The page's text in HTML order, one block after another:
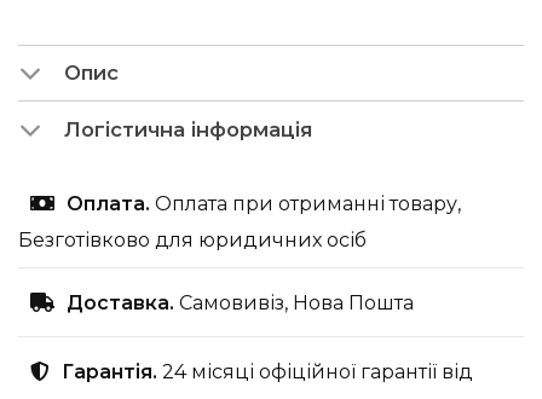
Опис
Логістична інформація
Оплата. Оплата при отриманні товару,
Безготівково для юридичних осіб
Доставка. Самовивіз, Нова Пошта
Гарантія. 24 місяці офіційної гарантії від